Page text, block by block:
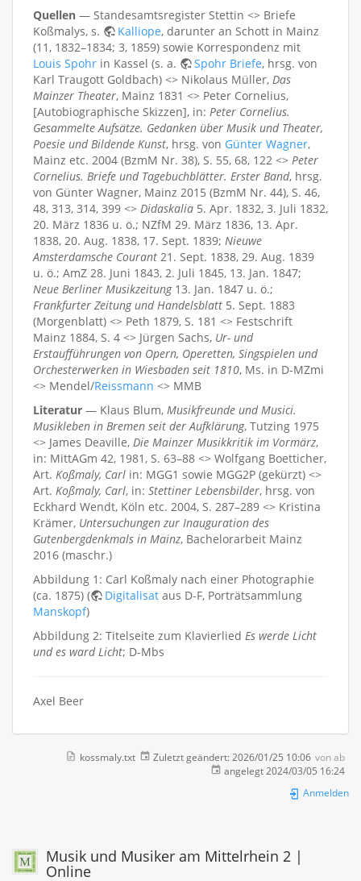
Quellen — Standesamtsregister Stettin <> Briefe
Koßmalys, s.
Kalliope, darunter an Schott in Mainz
(11, 1832–1834; 3, 1859) sowie Korrespondenz mit
Louis Spohr in Kassel (s. a. Spohr Briefe, hrsg. von
Karl Traugott Goldbach) <> Nikolaus Müller, Das
Mainzer Theater, Mainz 1831 <> Peter Cornelius,
[Autobiographische Skizzen], in: Peter Cornelius.
Gesammelte Aufsätze. Gedanken über Musik und Theater,
Poesie und Bildende Kunst, hrsg. von Günter Wagner,
Mainz etc. 2004 (BzmM Nr. 38), S. 55, 68, 122 <> Peter
Cornelius. Briefe und Tagebuchblätter. Erster Band, hrsg.
von Günter Wagner, Mainz 2015 (BzmM Nr. 44), S. 46,
48, 313, 314, 399 <> Didaskalia 5. Apr. 1832, 3. Juli 1832,
20. März 1836 u. ö.; NZfM 29. März 1836, 13. Apr.
1838, 20. Aug. 1838, 17. Sept. 1839; Nieuwe
Amsterdamsche Courant 21. Sept. 1838, 29. Aug. 1839
u. ö.; AmZ 28. Juni 1843, 2. Juli 1845, 13. Jan. 1847;
Neue Berliner Musikzeitung13. Jan. 1847 u. ö.;
Frankfurter Zeitung und Handelsblatt 5. Sept. 1883
(Morgenblatt) <> Peth 1879, S. 181 <> Festschrift
Mainz 1884, S. 4 <> Jürgen Sachs, Ur- und
Erstaufführungen von Opern, Operetten, Singspielen und
Orchesterwerken in Wiesbaden seit 1810, Ms. in D-MZmi
<> Mendel/Reissmann <> MMB
Literatur — Klaus Blum, Musikfreunde und Musici.
Musikleben in Bremen seit der Aufklärung, Tutzing 1975
<> James Deaville, Die Mainzer Musikkritik im Vormärz,
in: MittAGm 42, 1981, S. 63–88 <> Wolfgang Boetticher,
Art. Koßmaly, Carl in: MGG1 sowie MGG2P (gekürzt) <>
Art. Koßmaly, Carl, in: Stettiner Lebensbilder, hrsg. von
Eckhard Wendt, Köln etc. 2004, S. 287–289 <> Kristina
Krämer, Untersuchungen zur Inauguration des
Gutenbergdenkmals in Mainz, Bachelorarbeit Mainz
2016 (maschr.)
Abbildung 1: Carl Koßmaly nach einer Photographie
(ca. 1875) (
Digitalisat aus D-F, Porträtsammlung
Manskopf)
Abbildung 2: Titelseite zum Klavierlied Es werde Licht
und es ward Licht; D-Mbs
Axel Beer
kossmaly.txt Zuletzt geändert: 2026/01/25 10:06 vonab
angelegt 2024/03/05 16:24
Anmelden
Musik und Musiker am Mittelrhein 2 |
Online